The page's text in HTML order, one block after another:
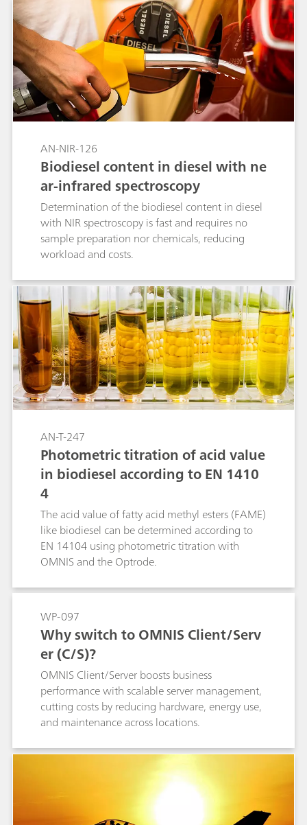
AN-NIR-126
Biodiesel content in diesel with ne
ar-infrared spectroscopy
Determination of the biodiesel content in diesel
with NIR spectroscopy is fast and requires no
sample preparation nor chemicals, reducing
workload and costs.
AN-T-247
Photometric titration of acid value
in biodiesel according to EN 1410
4
The acid value of fatty acid methyl esters (FAME)
like biodiesel can be determined according to
EN 14104 using photometric titration with
OMNIS and the Optrode.
WP-097
Why switch to OMNIS Client/Serv
er (C/S)?
OMNIS Client/Server boosts business
performance with scalable server management,
cutting costs by reducing hardware, energy use,
and maintenance across locations.